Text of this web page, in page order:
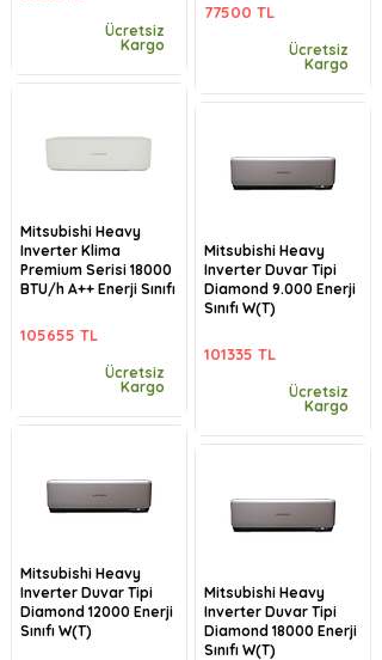
Ücretsiz
Kargo
Mitsubishi Heavy
Inverter Klima
Premium Serisi 18000
BTU/h A++ Enerji Sınıfı
105655 TL
Ücretsiz
Kargo
Mitsubishi Heavy
Inverter Duvar Tipi
Diamond 12000 Enerji
Sınıfı W(T)
77500 TL
Ücretsiz
Kargo
Mitsubishi Heavy
Inverter Duvar Tipi
Diamond 9.000 Enerji
Sınıfı W(T)
101335 TL
Ücretsiz
Kargo
Mitsubishi Heavy
Inverter Duvar Tipi
Diamond 18000 Enerji
Sınıfı W(T)